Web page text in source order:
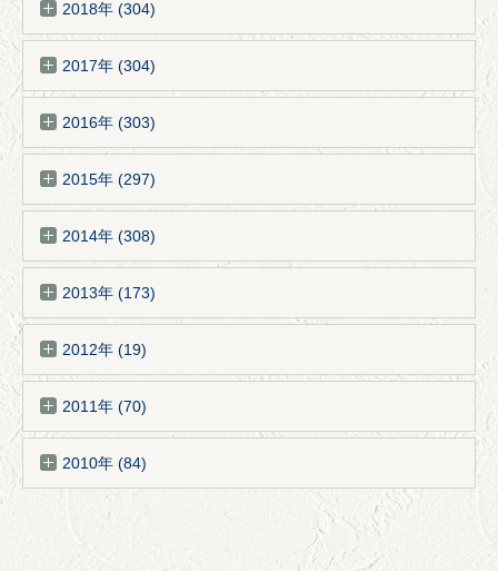
2018年 (304)
2017年 (304)
2016年 (303)
2015年 (297)
2014年 (308)
2013年 (173)
2012年 (19)
2011年 (70)
2010年 (84)